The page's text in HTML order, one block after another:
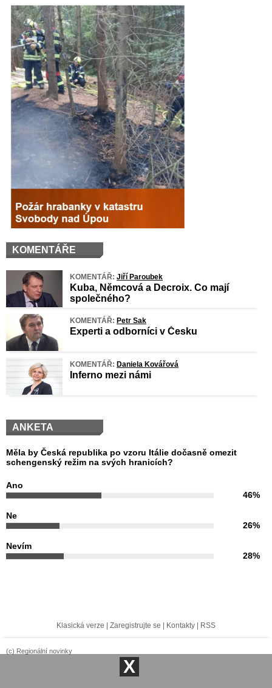
KOMENTÁŘE
KOMENTÁŘ: Jiří Paroubek
Kuba, Němcová a Decroix. Co mají
společného?
KOMENTÁŘ: Petr Sak
Experti a odborníci v Česku
KOMENTÁŘ: Daniela Kovářová
Inferno mezi námi
ANKETA
Měla by Česká republika po vzoru Itálie dočasně omezit
schengenský režim na svých hranicích?
Ano
46%
Ne
26%
Nevím
28%
Klasická verze Zaregistrujte se Kontakty RSS
(c) Regionální novinky
X